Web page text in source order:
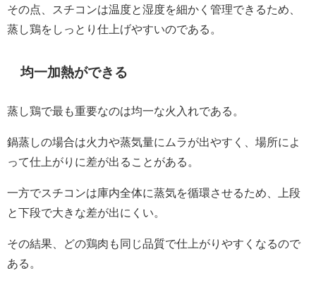
その点、スチコンは温度と湿度を細かく管理できるため、
蒸し鶏をしっとり仕上げやすいのである。
均一加熱ができる
蒸し鶏で最も重要なのは均一な火入れである。
鍋蒸しの場合は火力や蒸気量にムラが出やすく、場所によ
って仕上がりに差が出ることがある。
一方でスチコンは庫内全体に蒸気を循環させるため、上段
と下段で大きな差が出にくい。
その結果、どの鶏肉も同じ品質で仕上がりやすくなるので
ある。